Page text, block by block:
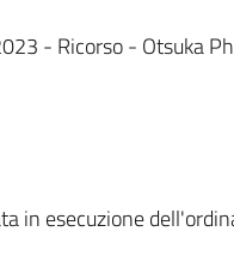
- Ricorso - Otsuka
in esecuzione